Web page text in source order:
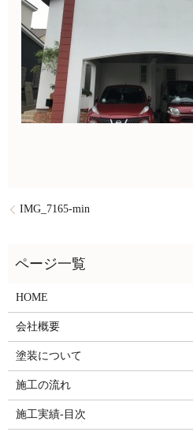
IMG_7165-min
HOME
会社概要
塗装について
施工の流れ
施工実績-目次